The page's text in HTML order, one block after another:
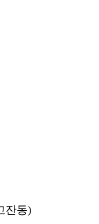
잔동)